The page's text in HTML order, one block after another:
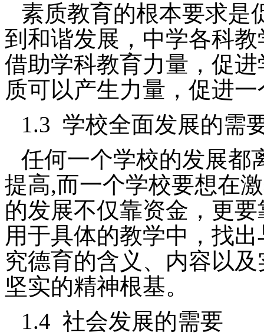
素质教育的根本要求是
到和谐发展，中学各科
借助学科教育力量，促
质可以产生力量，促进
1.3 学校全面发展的需
任何一个学校的发展都
提高,而一个学校要想在
的发展不仅靠资金，更
用于具体的教学中，找
究德育的含义、内容以
坚实的精神根基。
1.4 社会发展的需要